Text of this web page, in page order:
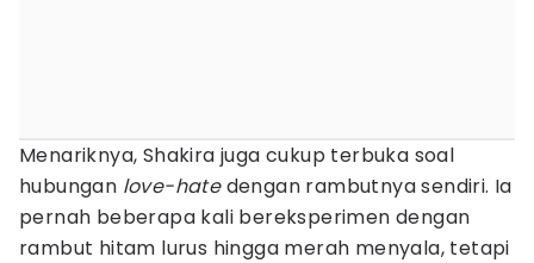
Menariknya, Shakira juga cukup terbuka soal
hubungan love-hatedengan rambutnya sendiri. Ia
pernah beberapa kali bereksperimen dengan
rambut hitam lurus hingga merah menyala, tetapi